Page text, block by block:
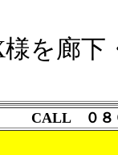
下・
CALL ０８